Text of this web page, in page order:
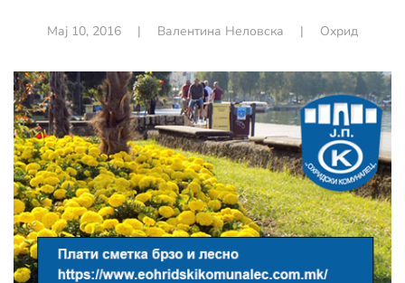
Мај 10, 2016 | Валентина Неловска | Охрид